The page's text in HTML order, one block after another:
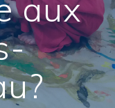
aux